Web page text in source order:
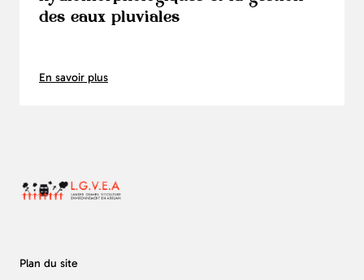
des eaux pluviales
En savoir plus
Plan du site